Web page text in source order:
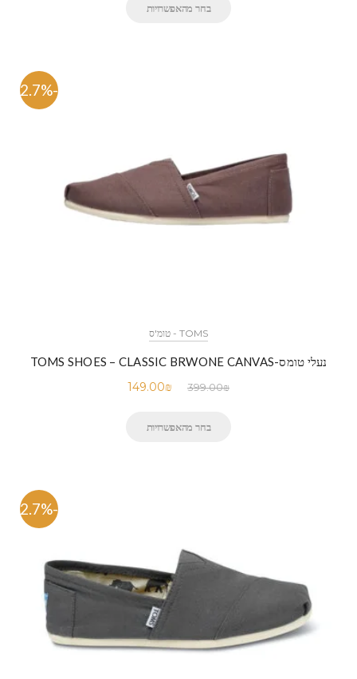
בחר מהאפשרויות
-62.7%
TOMS - טומ'ס
נעלי טומס-TOMS SHOES – CLASSIC BRWONE CANVAS
399.00₪
149.00₪
בחר מהאפשרויות
-62.7%